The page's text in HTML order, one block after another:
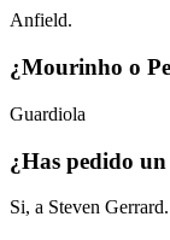
Anfield.
¿Mourinho o
Guardiola
¿Has pedido
Si, a Steven Gerrard.